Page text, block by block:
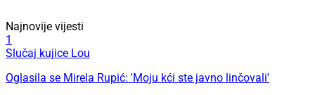
Najnovije vijesti
1
Slučaj kujice Lou
Oglasila se Mirela Rupić: 'Moju kći ste javno linčovali'